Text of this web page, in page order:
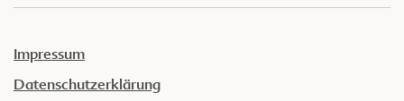
Impressum
Datenschutzerklärung